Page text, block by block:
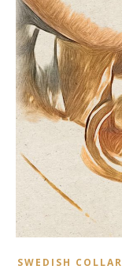
SWEDISH COLLAR